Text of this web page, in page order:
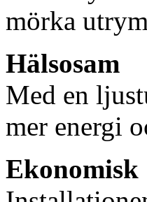
mörka
Hälsosam
Med en
mer energi
Ekonomisk